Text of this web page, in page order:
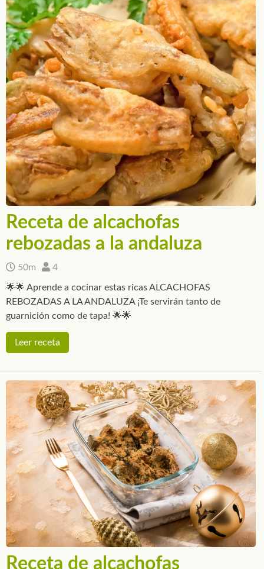
Receta de alcachofas
rebozadas a la andaluza
50m 4
🌟🌟 Aprende a cocinar estas ricas ALCACHOFAS
REBOZADAS A LA ANDALUZA ¡Te servirán tanto de
guarnición como de tapa! 🌟🌟
Leer receta
Receta de alcachofas